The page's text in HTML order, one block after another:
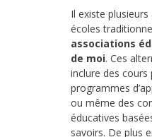
Il existe
écoles
associations
de moi. Ces
inclure des cours
programmes
ou même des
éducatives
savoirs. De plus